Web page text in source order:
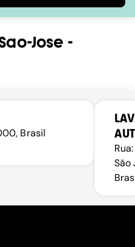
Jose -
Brasil
São